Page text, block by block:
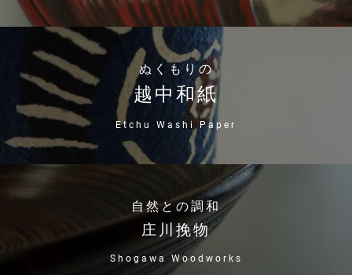
ぬくもりの
越中和紙
Etchu Washi Paper
自然との調和
庄川挽物
Shogawa Woodworks